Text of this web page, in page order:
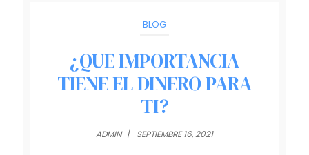
BLOG
¿QUE IMPORTANCIA
TIENE EL DINERO PARA
TI?
ADMIN / SEPTIEMBRE 16, 2021